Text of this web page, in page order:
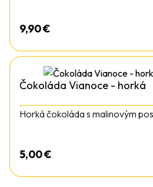
9,90€
Čokoláda Vianoce - horká
Horká čokoláda s malinovým
5,00€